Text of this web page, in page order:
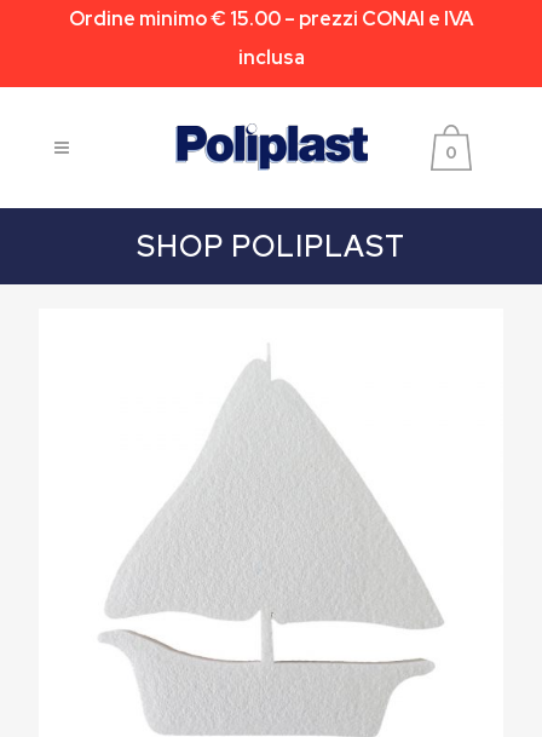
Ordine minimo € 15.00 – prezzi CONAI e IVA
inclusa
0
SHOP POLIPLAST